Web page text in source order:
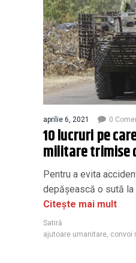
aprilie 6, 2021 0
10 lucruri pe
militare trimise
Pentru a evita
depăşească o sută
Citește mai mult
Satiră
ajutoare umanitare convoi